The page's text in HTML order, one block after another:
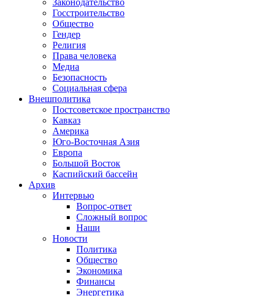
Законодательство
Госстроительство
Общество
Гендер
Религия
Права человека
Медиа
Безопасность
Социальная сфера
Внешполитика
Постсоветское пространство
Кавказ
Америка
Юго-Восточная Азия
Европа
Большой Восток
Каспийский бассейн
Архив
Интервью
Вопрос-ответ
Сложный вопрос
Наши
Новости
Политика
Общество
Экономика
Финансы
Энергетика